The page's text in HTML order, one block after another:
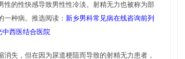
的性快感导致男性性冷淡。射精无力也被称为部
种病。推选阅读： 新乡男科常见病在线咨询前列
西医结合医院
失，但在因为尿道梗阻而导致的射精无力患者，